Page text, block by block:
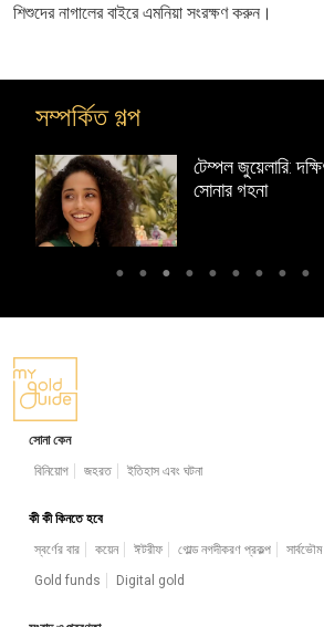
শিশুদের নাগালের বাইরে এমনিয়া সংরক্ষণ করুন।
সম্পর্কিত গল্প
টেম্পল জুয়েলারি:
সোনার গহনা
সোনা কেন
বিনিয়োগ
জহরত ইতিহাস এবং ঘটনা
কী কী কিনতে হবে
স্বর্ণের বার
কয়েন ঈটরীফ গোল্ড নগদীকরণ প্রকল্প
Gold funds
Digital gold